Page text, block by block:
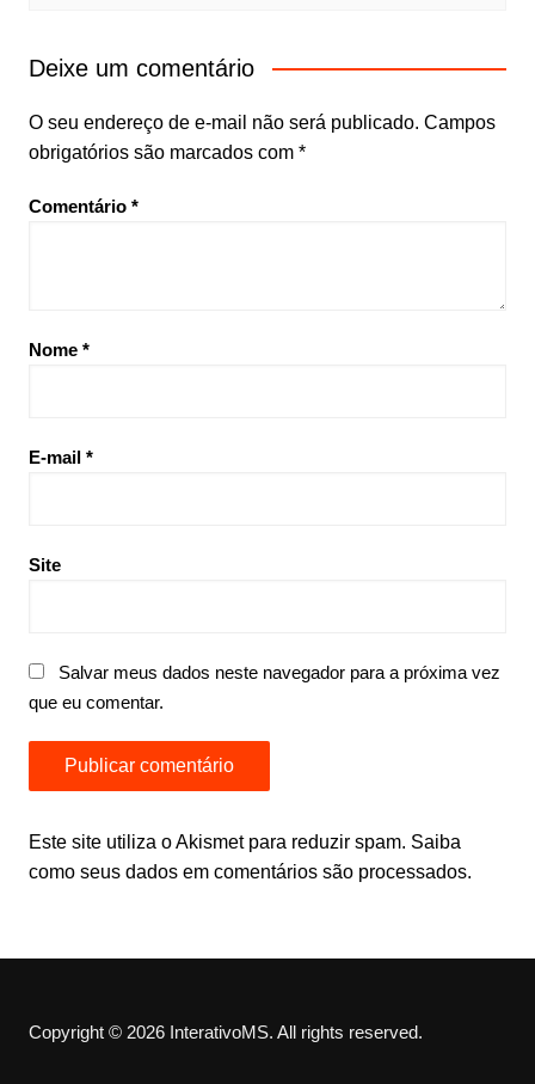
Deixe um comentário
O seu endereço de e-mail não será publicado. Campos
obrigatórios são marcados com *
Comentário *
Nome *
E-mail *
Site
Salvar meus dados neste navegador para a próxima vez
que eu comentar.
Este site utiliza o Akismet para reduzir spam. Saiba
como seus dados em comentários são processados.
Copyright © 2026 InterativoMS. All rights reserved.